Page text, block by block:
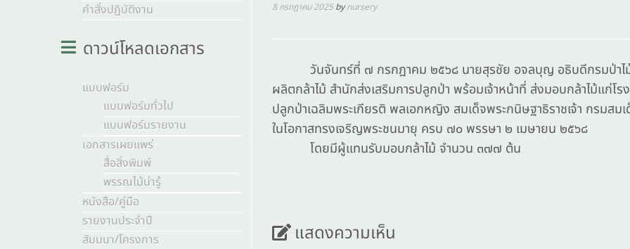
คำสั่งปฏิบัติงาน
ดาวน์โหลดเอกสาร
แบบฟอร์ม
แบบฟอร์มทั่วไป
แบบฟอร์มรายงาน
เอกสารเผยแพร่
สื่อสิ่งพิมพ์
พรรณไม้น่ารู้
หนังสือ/คู่มือ
รายงานประจำปี
สัมมนา/โครงการ
8 กรกฎาคม 2025 bynursery
วันจันทร์ที่ ๗ กรกฎาคม ๒๕๖๘ นายสุรชัย อจลบุญ อธิบดีกรมป่าไม้
ผลิตกล้าไม้ สำนักส่งเสริมการปลูกป่า พร้อมเจ้าหน้าที่ ส่งมอบกล้าไม้แก่โ
ปลูกป่าเฉลิมพระเกียรติ พลเอกหญิง สมเด็จพระกนิษฐาธิราชเจ้า กรมสม
ในโอกาสทรงเจริญพระชนมายุ ครบ ๗๐ พรรษา ๒ เมษายน ๒๕๖๘
โดยมีผู้แทนรับมอบกล้าไม้ จำนวน ๓๗๗ ต้น
แสดงความเห็น